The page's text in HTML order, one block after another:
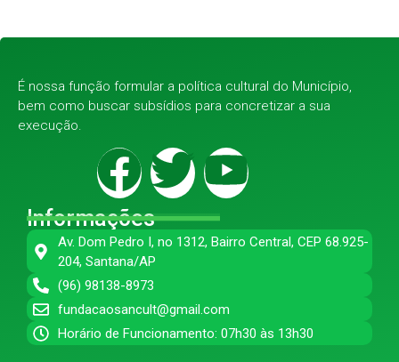
É nossa função formular a política cultural do Município,
bem como buscar subsídios para concretizar a sua
execução.
Informações
Av. Dom Pedro I, no 1312, Bairro Central, CEP 68.925-
204, Santana/AP
(96) 98138-8973
fundacaosancult@gmail.com
Horário de Funcionamento: 07h30 às 13h30